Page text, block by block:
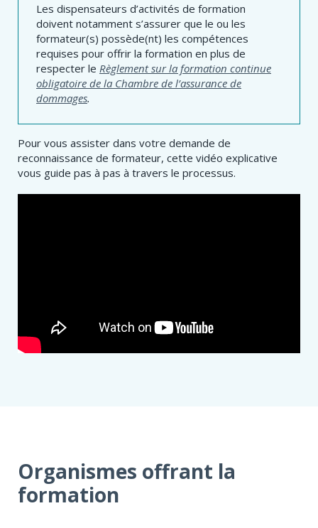
Les dispensateurs d’activités de formation
doivent notamment s’assurer que le ou les
formateur(s) possède(nt) les compétences
requises pour offrir la formation en plus de
respecter le Règlement sur la formation continue
obligatoire de la Chambre de l’assurance de
dommages.
Pour vous assister dans votre demande de
reconnaissance de formateur, cette vidéo explicative
vous guide pas à pas à travers le processus.
Organismes offrant la
formation